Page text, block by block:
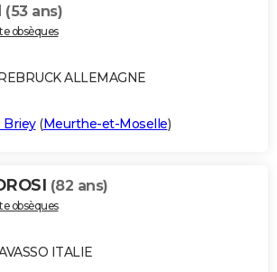
(53 ans)
obsèques
ALLEMAGNE
Briey(Meurthe-et-Moselle)
(82 ans)
obsèques
ITALIE